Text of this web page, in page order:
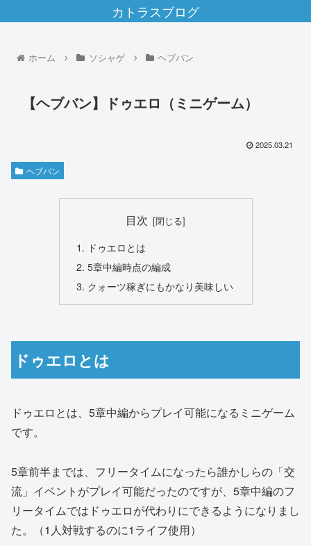
カトラスブログ
ホーム ソシャゲ ヘブバン
【ヘブバン】ドゥエロ（ミニゲーム）
2025.03.21
ヘブバン
目次
ドゥエロとは
5章中編時点の編成
クォーツ稼ぎにもかなり美味しい
ドゥエロとは
ドゥエロとは、5章中編からプレイ可能になるミニゲーム
です。
5章前半までは、フリータイムになったら誰かしらの「交
流」イベントがプレイ可能だったのですが、5章中編のフ
リータイムではドゥエロが代わりにできるようになりまし
た。（1人対戦するのに1ライフ使用）